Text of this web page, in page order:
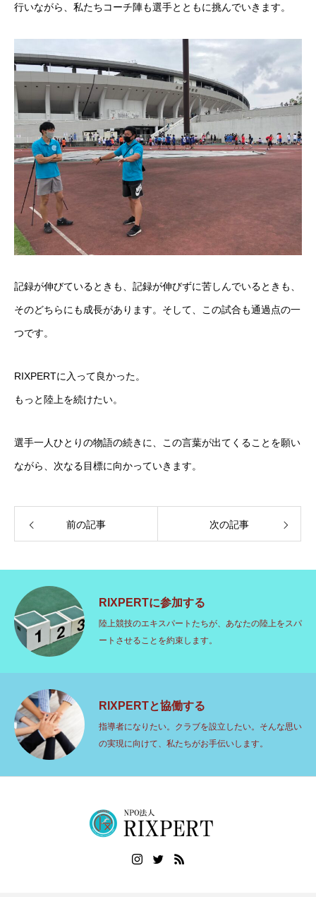
行いながら、私たちコーチ陣も選手とともに挑んでいきます。
記録が伸びているときも、記録が伸びずに苦しんでいるときも、
そのどちらにも成長があります。そして、この試合も通過点の一
つです。
RIXPERTに入って良かった。
もっと陸上を続けたい。
選手一人ひとりの物語の続きに、この言葉が出てくることを願い
ながら、次なる目標に向かっていきます。
前の記事 次の記事
RIXPERTに参加する
陸上競技のエキスパートたちが、あなたの陸上をスパ
ートさせることを約束します。
RIXPERTと協働する
指導者になりたい。クラブを設立したい。そんな思い
の実現に向けて、私たちがお手伝いします。